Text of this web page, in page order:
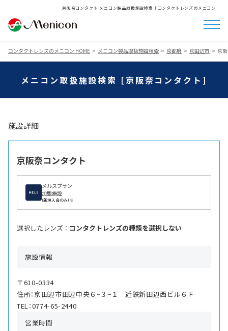
京阪奈コンタクト メニコン製品取扱施設検索│コンタクトレンズのメニコン
コンタクトレンズのメニコン HOME メニコン製品取扱施設検索 京都府 京田辺市 京
メニコン取扱施設検索 [京阪奈コンタクト]
施設詳細
京阪奈コンタクト
メルスプラン
加盟施設
(新規入会のみ)※
選択したレンズ ： コンタクトレンズの種類を選択しない
施設情報
〒610-0334
住所：京田辺市田辺中央６−３−１ 近鉄新田辺西ビル６Ｆ
TEL：0774-65-2440
営業時間